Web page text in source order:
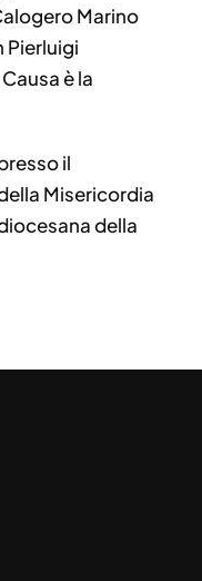
Marino
Pierluigi
è la
il
Misericordia
della